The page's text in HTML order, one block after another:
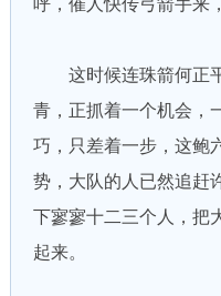
呼，催人快传弓箭手来
这时候连珠箭何正平
青，正抓着一个机会，
巧，只差着一步，这鲍
势，大队的人已然追赶
下寥寥十二三个人，把
起来。